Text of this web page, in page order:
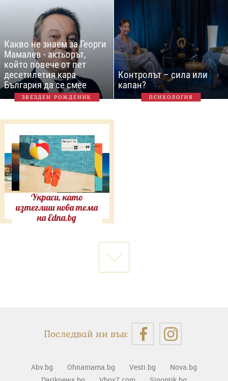
Какво не знаем за Георги
Мамалев - актьорът,
който повече от пет
десетилетия кара
България да се смее
ЗВЕЗДЕН РОЖДЕНИК
Контролът – сила или
капан?
ПСИХОЛОГИЯ
Украси, като
изтеглиш нова тема
на Edna.bg
Последвай ни във:
Abv.bg Ohnamama.bg Vesti.bg
Nova.bg